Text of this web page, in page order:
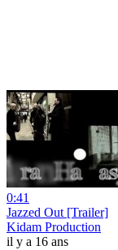
0:41
Jazzed Out [Trailer]
Kidam Production
il y a 16 ans